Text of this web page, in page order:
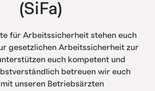
(SiFa)
für Arbeitssicherheit stehen euch
gesetzlichen Arbeitssicherheit zur
euch kompetent und
betreuen wir euch
unseren Betriebsärzten